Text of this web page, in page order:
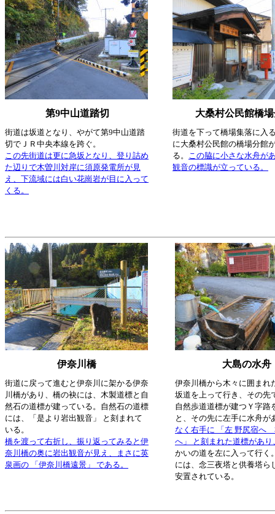
第9中山道踏切 大桑村公民館橋
街道は坂道となり、やがて第9中山道踏
切でＪＲ中央本線を跨ぐ。
この先街道は更に急坂となり、登り詰め
た辺りで木曽川対岸に須原発電所が見
え、下流域には白い花崗岩が目に入って
くる。
街道を下って橋場集落に入
に大桑村公民館の橋場分館
る。 この脇に小さな水舟が
観音の標識が立っている。
伊奈川橋 大島の水舟
街道に戻って進むと伊奈川に架かる伊奈
川橋があり、橋の袂には、木製道標と自
然石の道標が建っている。自然石の道標
には、「是より岩出観音」 と刻まれて
いる。
橋を渡って右折し、振り返ってみると伊
奈川橋の奥に岩出観音が見え、まさに英
泉画の 「伊奈川橋遠景」 である。
伊奈川橋から木々に囲まれ
坂道を上って行き、その先
自然歩道道標が建つＹ字路
と、その先に左手に水舟が
なく右手に 「左 野尻宿へ
へ」 と刻まれた道標があり
かいの道を左に入って行く
には、念三夜塔と供養塔ら
安置されている。